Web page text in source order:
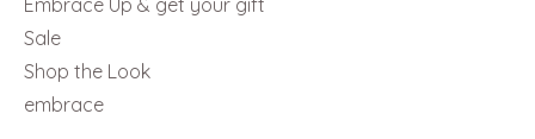
Sale
Shop the Look
embrace